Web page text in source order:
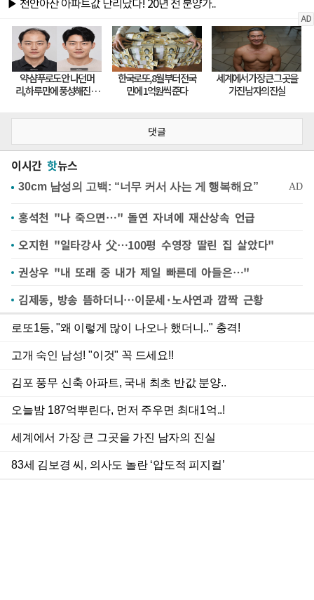
댓글
이시간 핫뉴스
홍석천 "나 죽으면…" 돌연 자녀에 재산상속 언급
오지헌 "일타강사 父…100평 수영장 딸린 집 살았다"
권상우 "내 또래 중 내가 제일 빠른데 아들은…"
김제동, 방송 뜸하더니…이문세·노사연과 깜짝 근황